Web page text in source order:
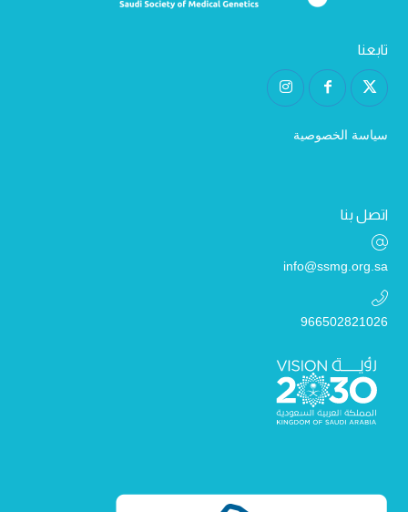
تابعنا
سياسة الخصوصية
اتصل بنا
info@ssmg.org.sa
966502821026